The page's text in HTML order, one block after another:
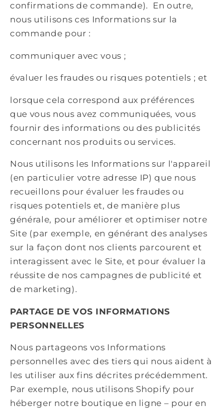
confirmations de commande). En outre,
nous utilisons ces Informations sur la
commande pour :
communiquer avec vous ;
évaluer les fraudes ou risques potentiels ; et
lorsque cela correspond aux préférences
que vous nous avez communiquées, vous
fournir des informations ou des publicités
concernant nos produits ou services.
Nous utilisons les Informations sur l'appareil
(en particulier votre adresse IP) que nous
recueillons pour évaluer les fraudes ou
risques potentiels et, de manière plus
générale, pour améliorer et optimiser notre
Site (par exemple, en générant des analyses
sur la façon dont nos clients parcourent et
interagissent avec le Site, et pour évaluer la
réussite de nos campagnes de publicité et
de marketing).
PARTAGE DE VOS INFORMATIONS
PERSONNELLES
Nous partageons vos Informations
personnelles avec des tiers qui nous aident à
les utiliser aux fins décrites précédemment.
Par exemple, nous utilisons Shopify pour
héberger notre boutique en ligne – pour en